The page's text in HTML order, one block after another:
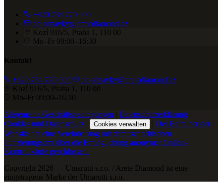
+420 734 770 000
objednavky@aretediamond.cz
Kozí 916/5, Praha 1, 110 00
Mo–Fr 09:00–16:30
Kontakt
+420 734 770 000
objednavky@aretediamond.cz
Kozí 916/5, Praha 1, 110 00
Mo–Fr 09:00–16:30
Allgemeine Geschäftsbedingungen | Datenschutzerklärung |
Cookies und Datenschutz | Cookies verwalten | Der Betreiber der
Website hat eine Vereinbarung mit dem tschechischen
Punzierungsamt über die Ermöglichung anonymer Online-
Kontrollkäufe geschlossen.
Copyright 2026 — Umarutti s.r.o. / Arete Diamond ist eine
eingetragene Marke der Umarutti s.r.o.